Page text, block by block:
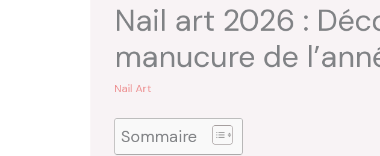
Nail art 2026 :
manucure de
Nail Art
Sommaire